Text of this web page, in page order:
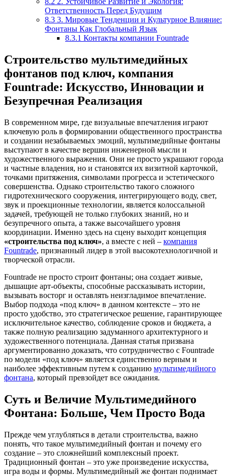
Ответственность Перед Будущим
8.3 3. Мировые Тенденции и Культурное Влияние:
Фонтаны Как Глобальный Язык
8.3.1 Контакты компании Fountrade
Строительство мультимедийных
фонтанов под ключ, компания
Fountrade: Искусство, Инновации и
Безупречная Реализация
В современном мире, где визуальные впечатления играют
ключевую роль в формировании общественного пространства
и создании незабываемых эмоций, мультимедийные фонтаны
выступают в качестве вершин инженерной мысли и
художественного выражения. Они не просто украшают города
и частные владения, но и становятся их визитной карточкой,
точками притяжения, символами прогресса и эстетического
совершенства. Однако строительство такого сложного
гидротехнического сооружения, интегрирующего воду, свет,
звук и проекционные технологии, является колоссальной
задачей, требующей не только глубоких знаний, но и
безупречного опыта, а также высочайшего уровня
координации. Именно здесь на сцену выходит концепция
«строительства под ключ», а вместе с ней – компания
Fountrade, признанный лидер в этой высокотехнологичной и
творческой отрасли.
Fountrade не просто строит фонтаны; она создает живые,
дышащие арт-объекты, способные рассказывать истории,
вызывать восторг и оставлять неизгладимое впечатление.
Выбор подхода «под ключ» в данном контексте – это не
просто удобство, это стратегическое решение, гарантирующее
исключительное качество, соблюдение сроков и бюджета, а
также полную реализацию задуманного архитектурного и
художественного потенциала. Данная статья призвана
аргументированно доказать, что сотрудничество с Fountrade
по модели «под ключ» является единственно верным и
наиболее эффективным путем к созданию мультимедийного
фонтана, который превзойдет все ожидания.
Суть и Величие Мультимедийного
Фонтана: Больше, Чем Просто Вода
Прежде чем углубляться в детали строительства, важно
понять, что такое мультимедийный фонтан и почему его
создание – это сложнейший комплексный проект.
Традиционный фонтан – это уже произведение искусства,
игра воды и формы. Мультимедийный же фонтан поднимает